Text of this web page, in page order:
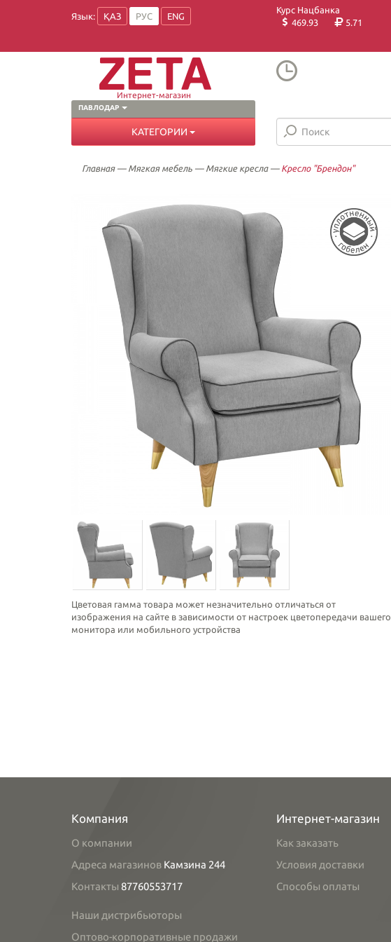
Язык: ҚАЗ РУС ENG
Курс Нацбанка
469.93
5.71
ПАВЛОДАР
Интернет-магазин
КАТЕГОРИИ
Главная— Мягкая мебель — Мягкие кресла— Кресло "Брендон"
Цветовая гамма товара может незначительно отличаться от
изображения на сайте в зависимости от настроек цветопередачи вашего
монитора или мобильного устройства
Компания
О компании
Адреса магазинов Камзина 244
Контакты 87760553717
Наши дистрибьюторы
Оптово-корпоративные продажи
Интернет-магазин
Как заказать
Условия доставки
Способы оплаты